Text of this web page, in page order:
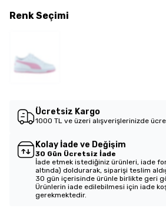
RenkSeçimi
Ücretsiz Kargo
1000 TL ve üzeri alışverişlerinizde
Kolay İade ve Değişim
30 Gün Ücretsiz İade
İade etmek istediğiniz ürünleri, iade
altında) doldurarak, siparişi teslim
30 gün içerisinde ürünle birlikte geri
Ürünlerin iade edilebilmesi için iade
gerekmektedir.